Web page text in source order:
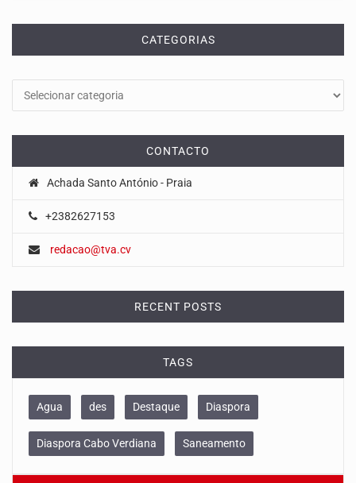
CATEGORIAS
CONTACTO
Achada Santo António - Praia
+2382627153
redacao@tva.cv
RECENT POSTS
TAGS
Agua des Destaque Diaspora
Diaspora Cabo Verdiana Saneamento